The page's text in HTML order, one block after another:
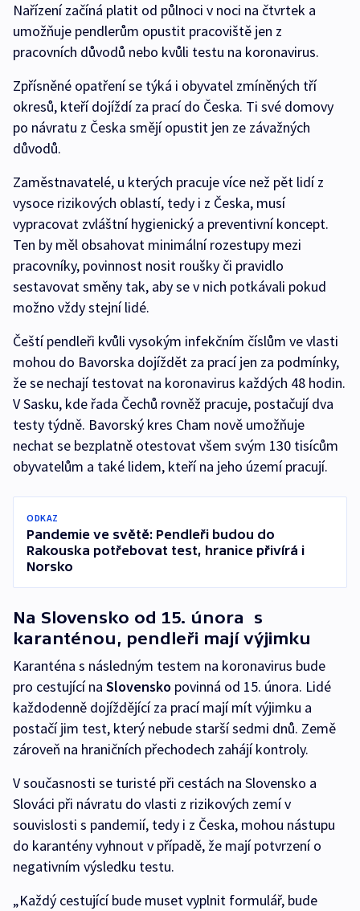
Nařízení začíná platit od půlnoci v noci na čtvrtek a
umožňuje pendlerům opustit pracoviště jen z
pracovních důvodů nebo kvůli testu na koronavirus.
Zpřísněné opatření se týká i obyvatel zmíněných tří
okresů, kteří dojíždí za prací do Česka. Ti své domovy
po návratu z Česka smějí opustit jen ze závažných
důvodů.
Zaměstnavatelé, u kterých pracuje více než pět lidí z
vysoce rizikových oblastí, tedy i z Česka, musí
vypracovat zvláštní hygienický a preventivní koncept.
Ten by měl obsahovat minimální rozestupy mezi
pracovníky, povinnost nosit roušky či pravidlo
sestavovat směny tak, aby se v nich potkávali pokud
možno vždy stejní lidé.
Čeští pendleři kvůli vysokým infekčním číslům ve vlasti
mohou do Bavorska dojíždět za prací jen za podmínky,
že se nechají testovat na koronavirus každých 48 hodin.
V Sasku, kde řada Čechů rovněž pracuje, postačují dva
testy týdně. Bavorský kres Cham nově umožňuje
nechat se bezplatně otestovat všem svým 130 tisícům
obyvatelům a také lidem, kteří na jeho území pracují.
ODKAZ
Pandemie ve světě: Pendleři budou do
Rakouska potřebovat test, hranice přivírá i
Norsko
Na Slovensko od 15. února s
karanténou, pendleři mají výjimku
Karanténa s následným testem na koronavirus bude
pro cestující na Slovensko povinná od 15. února. Lidé
každodenně dojíždějící za prací mají mít výjimku a
postačí jim test, který nebude starší sedmi dnů. Země
zároveň na hraničních přechodech zahájí kontroly.
V současnosti se turisté při cestách na Slovensko a
Slováci při návratu do vlasti z rizikových zemí v
souvislosti s pandemií, tedy i z Česka, mohou nástupu
do karantény vyhnout v případě, že mají potvrzení o
negativním výsledku testu.
„Každý cestující bude muset vyplnit formulář, bude